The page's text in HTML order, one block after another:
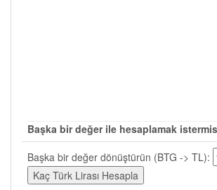
Başka bir değer ile hesaplamak
Başka bir değer dönüştürün (BTG -> TL):